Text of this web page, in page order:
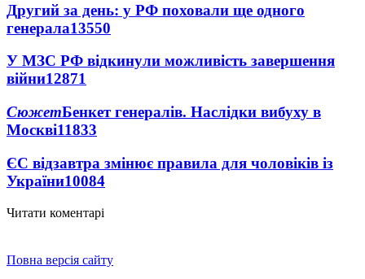
Другий за день: у РФ поховали ще одного
генерала13550
У МЗС РФ відкинули можливість завершення
війни12871
СюжетБенкет генералів. Наслідки вибуху в
Москві11833
ЄС відзавтра змінює правила для чоловіків із
України10084
Читати коментарі
Повна версія сайту